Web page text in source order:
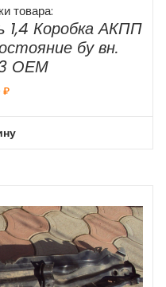
товара:
1,4 Коробка АКПП
бу вн.
ОЕМ
₽